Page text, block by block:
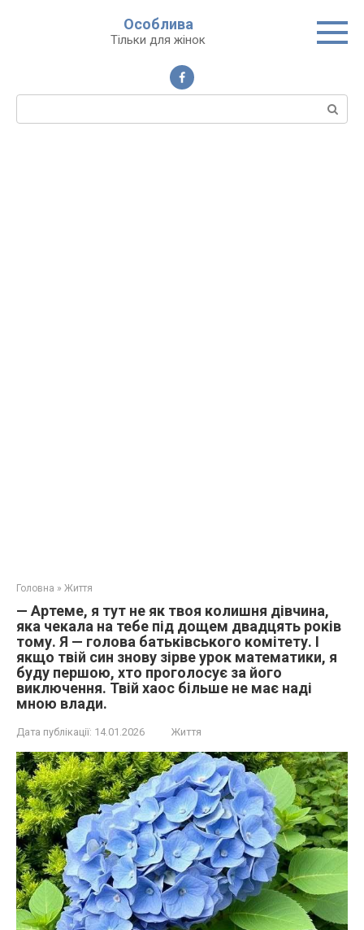
Особлива
Тільки для жінок
Пошук:
Головна » Життя
— Артеме, я тут не як твоя колишня дівчина,
яка чекала на тебе під дощем двадцять років
тому. Я — голова батьківського комітету. І
якщо твій син знову зірве урок математики, я
буду першою, хто проголосує за його
виключення. Твій хаос більше не має наді
мною влади.
Дата публікації: 14.01.2026 Життя